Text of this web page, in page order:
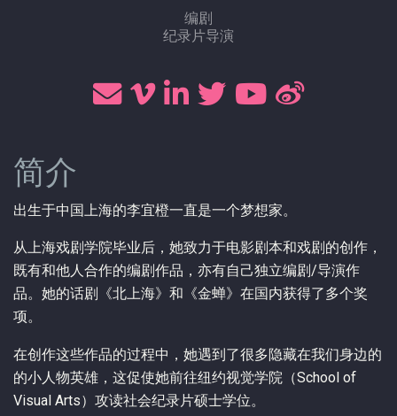
编剧
纪录片导演
简介
出生于中国上海的李宜橙一直是一个梦想家。
从上海戏剧学院毕业后，她致力于电影剧本和戏剧的创作，
既有和他人合作的编剧作品，亦有自己独立编剧/导演作
品。她的话剧《北上海》和《金蝉》在国内获得了多个奖
项。
在创作这些作品的过程中，她遇到了很多隐藏在我们身边的
的小人物英雄，这促使她前往纽约视觉学院（School of
Visual Arts）攻读社会纪录片硕士学位。